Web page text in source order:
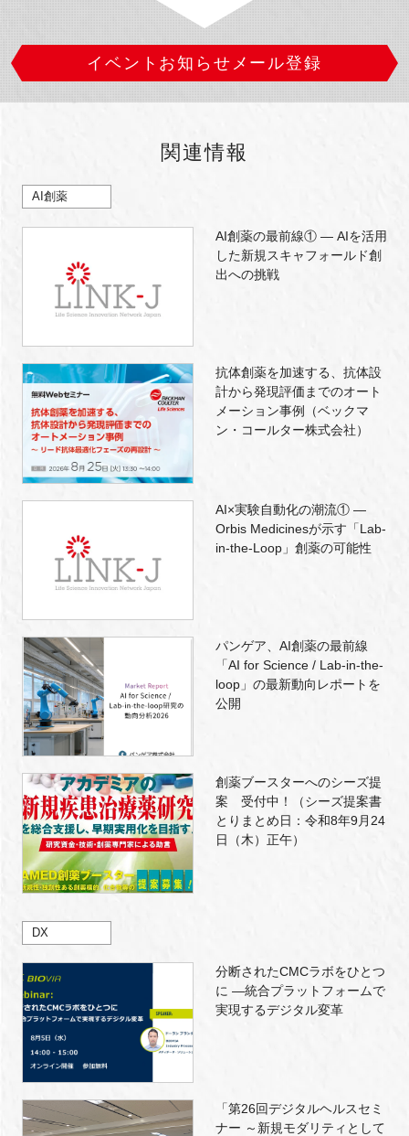
イベントお知らせメール登録
関連情報
AI創薬
AI創薬の最前線① ― AIを活用
した新規スキャフォールド創
出への挑戦
抗体創薬を加速する、抗体設
計から発現評価までのオート
メーション事例（ベックマ
ン・コールター株式会社）
AI×実験自動化の潮流① ―
Orbis Medicinesが示す「Lab-
in-the-Loop」創薬の可能性
パンゲア、AI創薬の最前線
「AI for Science / Lab-in-the-
loop」の最新動向レポートを
公開
創薬ブースターへのシーズ提
案 受付中！（シーズ提案書
とりまとめ日：令和8年9月24
日（木）正午）
DX
分断されたCMCラボをひとつ
に ―統合プラットフォームで
実現するデジタル変革
「第26回デジタルヘルスセミ
ナー ～新規モダリティとして